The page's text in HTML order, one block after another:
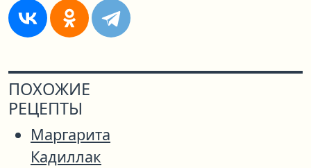
ПОХОЖИЕ
РЕЦЕПТЫ
Маргарита
Кадиллак